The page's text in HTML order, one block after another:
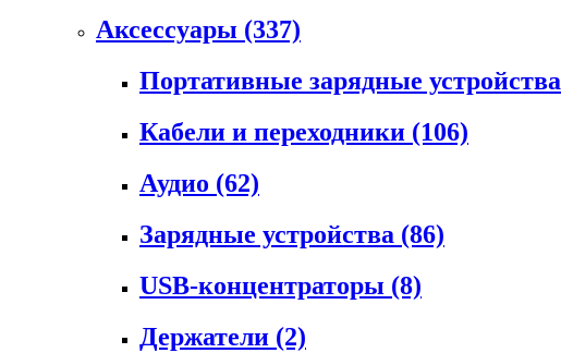
Аксессуары (337)
Портативные зарядные устройства
Кабели и переходники (106)
Аудио (62)
Зарядные устройства (86)
USB-концентраторы (8)
Держатели (2)